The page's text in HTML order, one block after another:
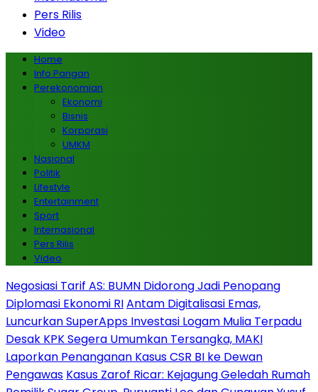
Pers Rilis
Video
Home
Info Pangan
Perekonomian
Ekonomi
Bisnis
Korporasi
UMKM
Nasional
Politik
Lifestyle
Entertainment
Sport
Internasional
Pers Rilis
Video
Negosiasi Tarif AS: BUMN Didorong Jadi Penopang
Diplomasi Ekonomi RIAntam Digitalisasi Emas,
Luncurkan SuperApps Investasi Logam Mulia Terpadu
Desak KPK Segera Umumkan Tersangka, MAKI
Laporkan Penanganan Kasus CSR BI ke Dewan
Pengawas Kasus Zarof Ricar: Kejagung Geledah Rumah